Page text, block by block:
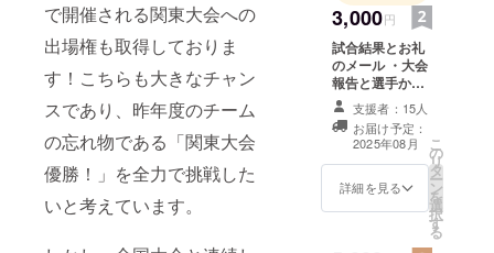
で開催される関東大会への
出場権も取得しておりま
す！こちらも大きなチャン
スであり、昨年度のチーム
の忘れ物である「関東大会
優勝！」を全力で挑戦した
いと考えています。
【大会実
績】
（24年
度）
東京都小学
生新人交流
大会 女子
チーム 優
勝
3,000円
試合結果とお礼
のメール ・大会
報告と選手から
のメッセージ動
画（約3分）
（提供方法：ご
希望のEmailア
ドレス宛にメー
ルにてURLを記
支援者：15人
お届け予定：
2025年08月
詳細を見る
こ
の
リ
タ
ー
ン
を
選
択
す
る